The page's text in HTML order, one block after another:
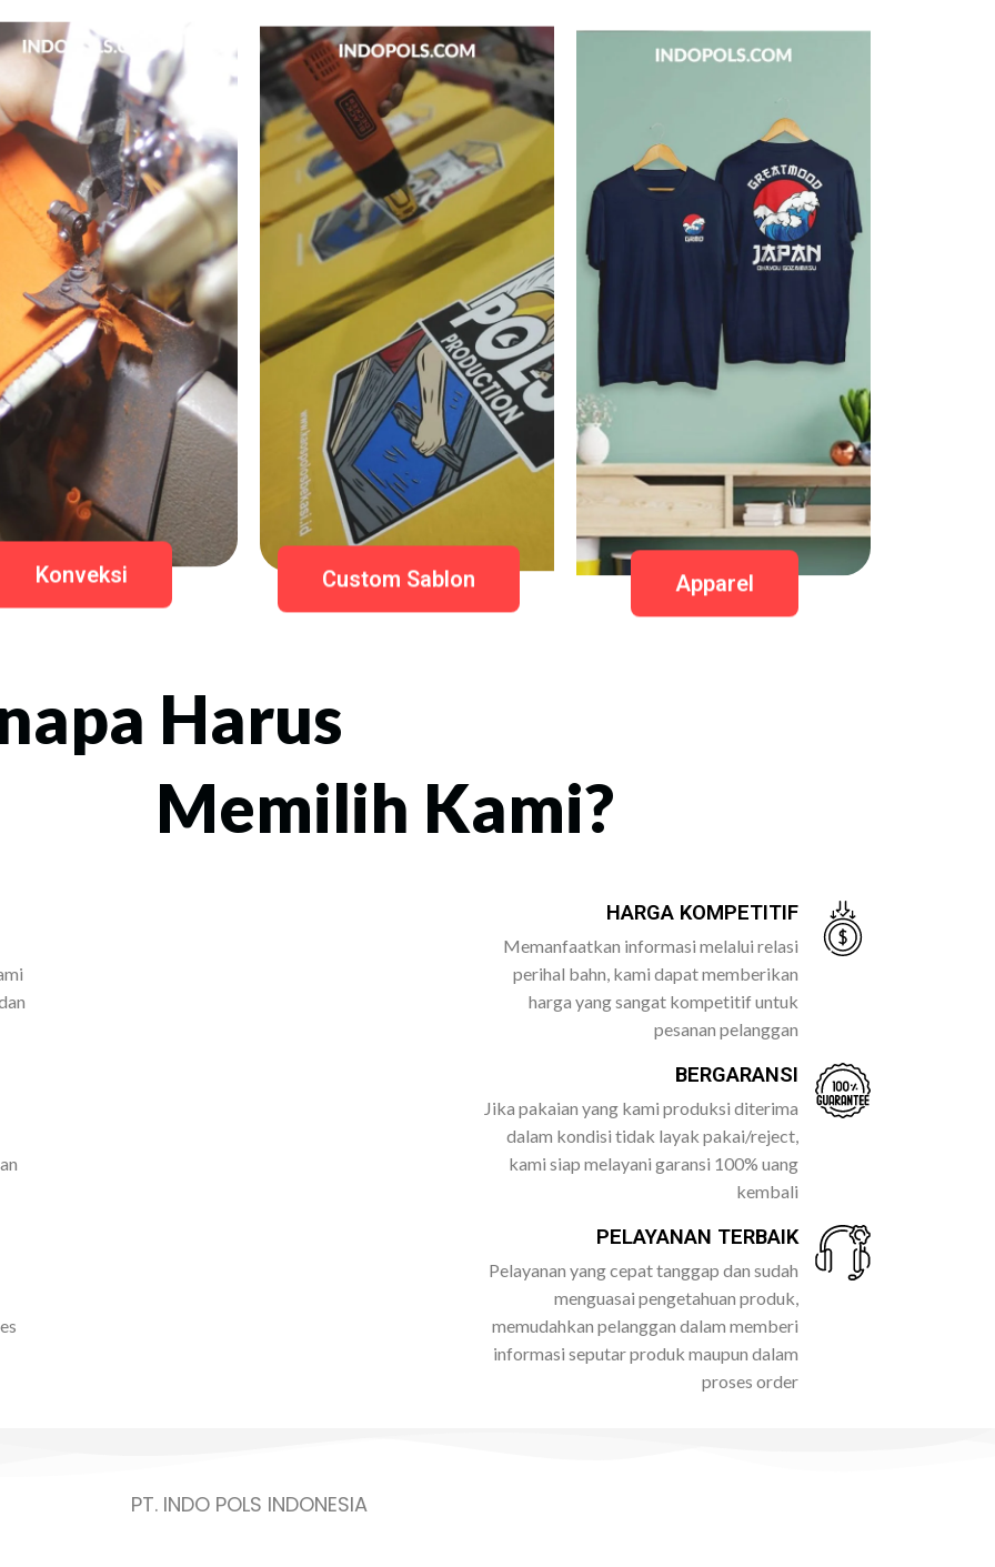
Konveksi Custom Sablon Apparel
Harus
Memilih Kami?
HARGA KOMPETITIF
Memanfaatkan informasi melalui relasi
perihal bahn, kami dapat memberikan
harga yang sangat kompetitif untuk
pesanan pelanggan
BERGARANSI
Jika pakaian yang kami produksi diterima
dalam kondisi tidak layak pakai/reject,
kami siap melayani garansi 100% uang
kembali
PELAYANAN TERBAIK
Pelayanan yang cepat tanggap dan sudah
menguasai pengetahuan produk,
memudahkan pelanggan dalam memberi
informasi seputar produk maupun dalam
proses order
PT. INDO POLS INDONESIA